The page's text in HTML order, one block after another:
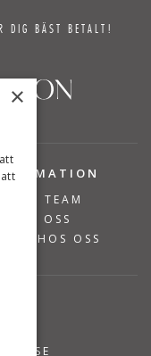
DIG BÄST BETALT!
VÅRT TEAM
OM OSS
HOS OSS
×